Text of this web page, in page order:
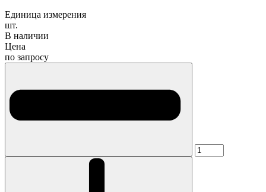
Единица измерения
шт.
В наличии
Цена
по запросу